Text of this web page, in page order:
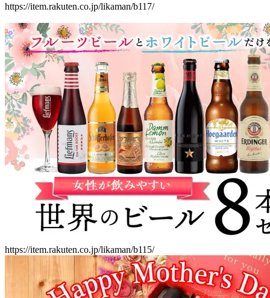
https://item.rakuten.co.jp/likaman/b117/
https://item.rakuten.co.jp/likaman/b115/